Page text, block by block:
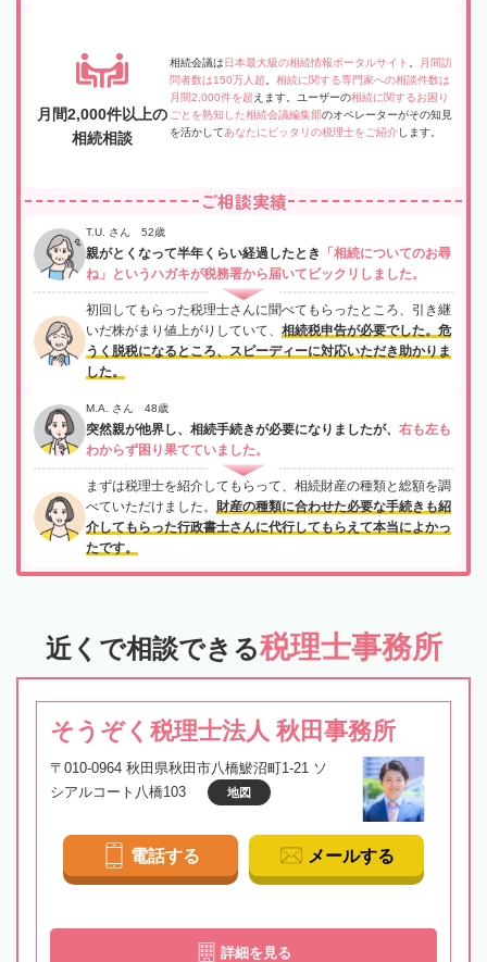
月間2,000件以上の
相続相談
相続会議は 日本最大級の相続情報ポータルサイト
月間訪
問者数は150万人超
相続に関する専門家への相談件数は
月間2,000件を超 えます。ユーザーの相続に関するお困り
ごとを熟知した相続会議編集部のオペレーターがその知見
を活かしてあなたにピッタリの税理士をご紹介 します。
ご相談実績
T.U. さん 52歳
親がとくなって半年くらい経過したとき
「相続についてのお尋
ね」というハガキが税務署から届いてビックリしました。
初回してもらった税理士さんに聞べてもらったところ、引き継
いだ株がまり値上がりしていて、 相続税申告が必要でした。危
うく脱税になるところ、スピーディーに対応いただき助かりま
した。
M.A. さん 48歳
突然親が他界し、相続手続きが必要になりましたが、 右も左も
わからず困り果てていました。
まずは税理士を紹介してもらって、相続財産の種類と総額を調
べていただけました。 財産の種類に合わせた必要な手続きも紹
介してもらった行政書士さんに代行してもらえて本当によかっ
たです。
近くで相談できる税理士事務所
そうぞく税理士法人 秋田事務所
〒010-0964 秋田県秋田市八橋鯲沼町1-21 ソ
シアルコート八橋103
地図
電話する メールする
詳細を見る